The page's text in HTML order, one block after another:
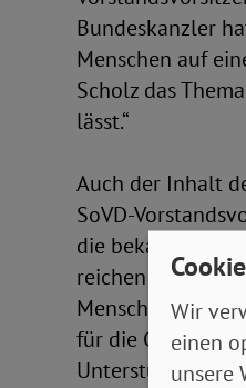
Bundeskanzler
Menschen auf
Scholz das
lässt.“
Auch der Inhalt
SoVD-
die bekannten
reichen eben
Menschen
für die
Unterstützung
Wir
einen
unsere